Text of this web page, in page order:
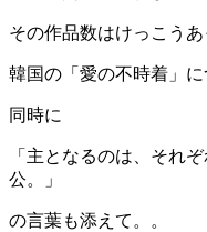
その作品数はけっこう
韓国の「愛の不時着」に
同時に
「主となるのは、それ
公。」
の言葉も添えて。。